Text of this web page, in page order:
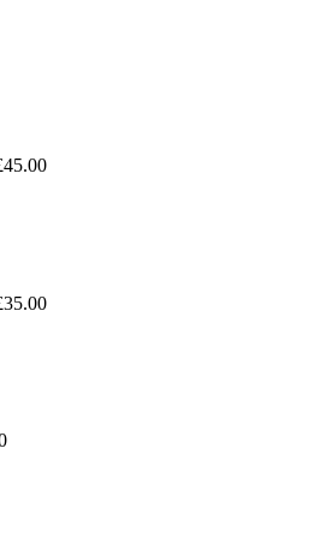
45.00
35.00